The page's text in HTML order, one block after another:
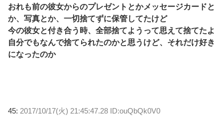
おれも前の彼女からのプレゼントとかメッセージカードと
か、写真とか、一切捨てずに保管してたけど
今の彼女と付き合う時、全部捨てようって思えて捨てたよ
自分でもなんで捨てられたのかと思うけど、それだけ好き
になったのか
45: 2017/10/17(火) 21:45:47.28 ID:ouQbQk0V0